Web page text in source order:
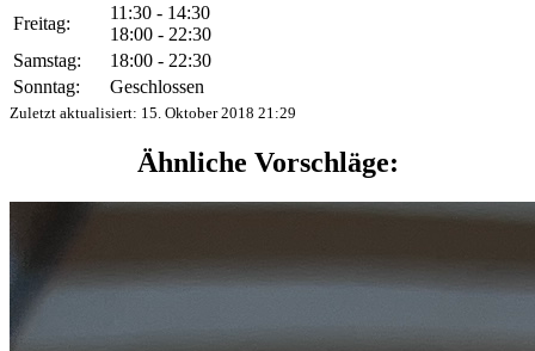
Freitag:
11:30 - 14:30
18:00 - 22:30
Samstag:
18:00 - 22:30
Sonntag:
Geschlossen
Zuletzt aktualisiert: 15. Oktober 2018 21:29
Ähnliche Vorschläge: